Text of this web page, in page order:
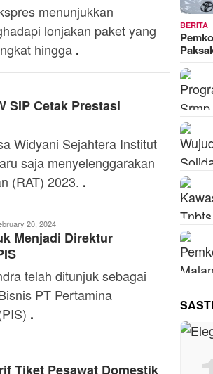
menunjukkan
lonjakan paket yang
hingga .
SIP Cetak Prestasi
Widyani Sejahtera Institut
saja menyelenggarakan
(RAT) 2023. .
20, 2024
Menjadi Direktur
telah ditunjuk sebagai
PT Pertamina
.
Tiket Pesawat Domestik
BERITA